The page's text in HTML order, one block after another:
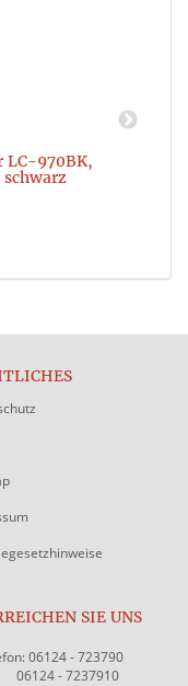
LC-970BK,
SIE UNS
06124 - 723790
06124 - 7237910